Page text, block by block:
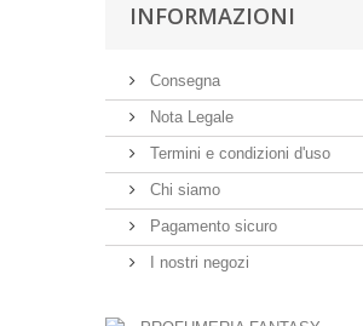
INFORMAZIONI
Consegna
Nota Legale
Termini e condizioni d'uso
Chi siamo
Pagamento sicuro
I nostri negozi